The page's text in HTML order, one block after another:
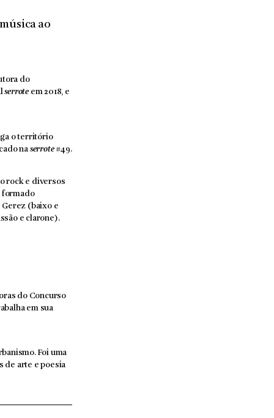
ao
do
serrote em 2018, e
o território
na serrote#49.
rock e diversos
formado
(baixo e
e clarone).
do Concurso
em sua
Foi uma
de arte e poesia